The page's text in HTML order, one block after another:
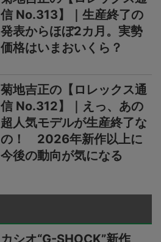
信 No.313】｜生産終了の
発表からほぼ2カ月。実勢
価格はいまおいくら？
菊地吉正の【ロレックス通
信 No.312】｜えっ、あの
超人気モデルが生産終了な
の！ 2026年新作以上に
今後の動向が気になる
カシオ“G-SHOCK”新作